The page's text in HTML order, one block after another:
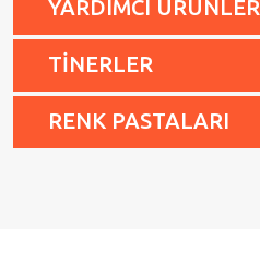
YARDIMCI ÜRÜNLER
TİNERLER
RENK PASTALARI